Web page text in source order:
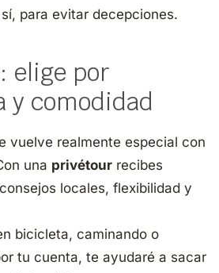
para evitar decepciones.
elige por
y comodidad
vuelve realmente especial con
una privétour recibes
locales, flexibilidad y
bicicleta, caminando o
tu cuenta, te ayudaré a sacar